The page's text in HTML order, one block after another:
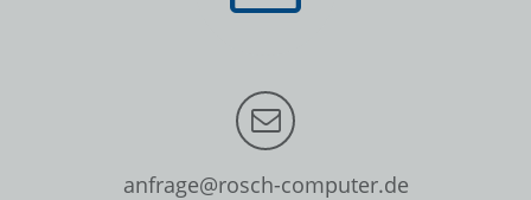
anfrage@rosch-computer.de